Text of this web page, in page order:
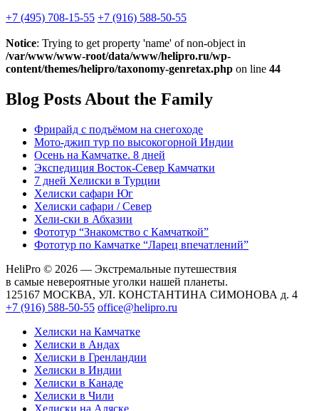
+7 (495) 708-15-55 +7 (916) 588-50-55
Notice: Trying to get property 'name' of non-object in
/var/www/www-root/data/www/helipro.ru/wp-
content/themes/helipro/taxonomy-genretax.php on line 44
Blog Posts About the Family
Фрирайд с подъёмом на снегоходе
Мото-джип тур по высокогорной Индии
Осень на Камчатке. 8 дней
Экспедиция Восток-Север Камчатки
7 дней Хелиски в Турции
Хелиcки сафари Юг
Хелиcки сафари / Север
Хели-ски в Абхазии
Фототур “Знакомство с Камчаткой”
Фототур по Камчатке “Ларец впечатлений”
HeliPro © 2026 — Экстремальные путешествия
в самые невероятные уголки нашей планеты.
125167 МОСКВА, УЛ. КОНСТАНТИНА СИМОНОВА д. 4
+7 (916) 588-50-55 office@helipro.ru
Хелиски на Камчатке
Хелиски в Андах
Хелиски в Гренландии
Хелиски в Индии
Хелиски в Канаде
Хелиски в Чили
Хелиски на Аляске